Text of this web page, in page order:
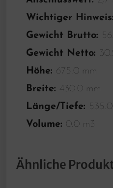
Wichtiger Hinweis:
Gewicht Brutto:
Gewicht Netto:
Höhe: 675.0 mm
Breite: 430.0 mm
Länge/Tiefe:
Volume: 0.0 m3
Ähnliche